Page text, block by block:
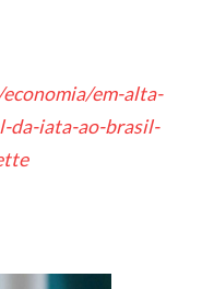
em-alta-
da-iata-ao-brasil-